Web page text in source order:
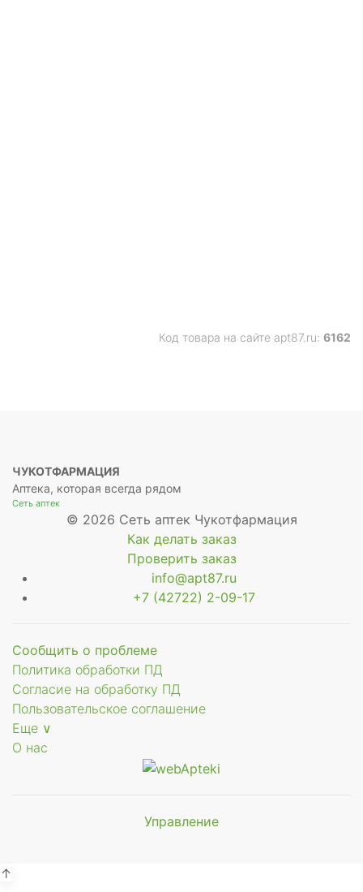
Код товара на сайте apt87.ru: 6162
ЧУКОТФАРМАЦИЯ
Аптека, которая всегда рядом
Сеть аптек
© 2026 Сеть аптек Чукотфармация
Как делать заказ
Проверить заказ
info@apt87.ru
+7 (42722) 2-09-17
Сообщить о проблеме
Политика обработки ПД
Согласие на обработку ПД
Пользовательское соглашение
Еще ∨
О нас
Управление
↑
Мы будем